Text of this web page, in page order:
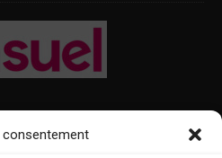
consentement
: oû trouver Le Mensuel ?